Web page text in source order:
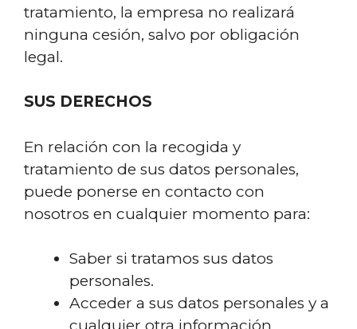
tratamiento, la empresa no realizará
ninguna cesión, salvo por obligación
legal.
SUS DERECHOS
En relación con la recogida y
tratamiento de sus datos personales,
puede ponerse en contacto con
nosotros en cualquier momento para:
Saber si tratamos sus datos
personales.
Acceder a sus datos personales y a